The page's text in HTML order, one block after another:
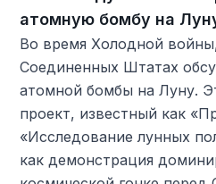
атомную бомбу на
Во время Холодной
Соединенных Штатах
атомной бомбы на Луну.
проект, известный как
«Исследование лунных
как демонстрация